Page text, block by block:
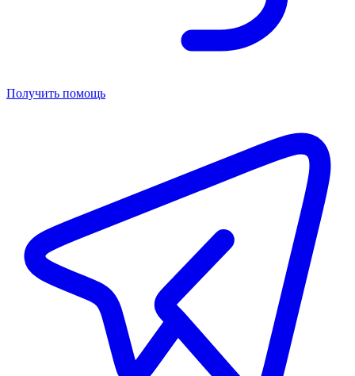
Получить помощь